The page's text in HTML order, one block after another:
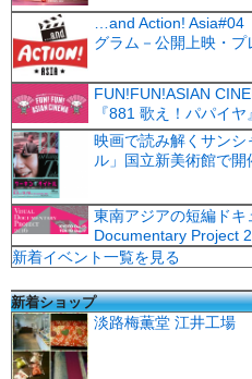
…and Action! Asia#04
グラム－公開上映・プ
FUN!FUN!ASIAN
『881 歌え！パパイヤ
映画で読み解くサンシ
ル」国立新美術館で開
東南アジアの短編ド
Documentary Project
新着イベント一覧を見る
新着ショップ
淡路梅薫堂 江井工場